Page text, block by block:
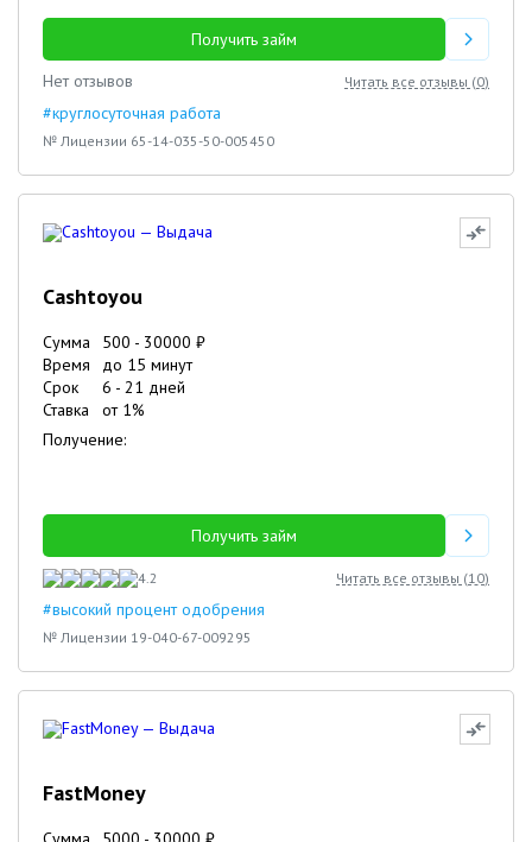
Получить займ
Нет отзывов
Читать все отзывы (0)
#круглосуточная работа
№ Лицензии 65-14-035-50-005450
Cashtoyou
Сумма 500 - 30000 ₽
Время
до 15 минут
Срок
6 - 21 дней
Ставка
от 1%
Получение:
Получить займ
4.2 Читать все отзывы (10)
#высокий процент одобрения
№ Лицензии 19-040-67-009295
FastMoney